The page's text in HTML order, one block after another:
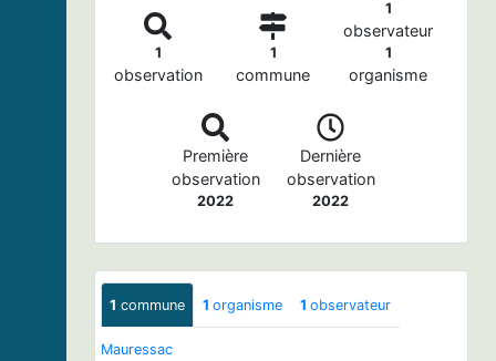
1
observation
1
commune
1
observateur
1
organisme
Première
observation
2022
Dernière
observation
2022
1 commune 1 organisme 1 observateur
Mauressac